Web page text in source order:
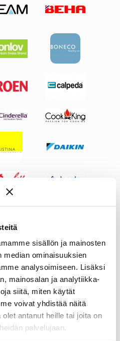
sisällön ja mainosten
median ominaisuuksien
analysoimiseen. Lisäksi
mainosalan ja analytiikka-
siitä, miten käytät
voivat yhdistää näitä
antanut heille tai joita on
palvelujaan.